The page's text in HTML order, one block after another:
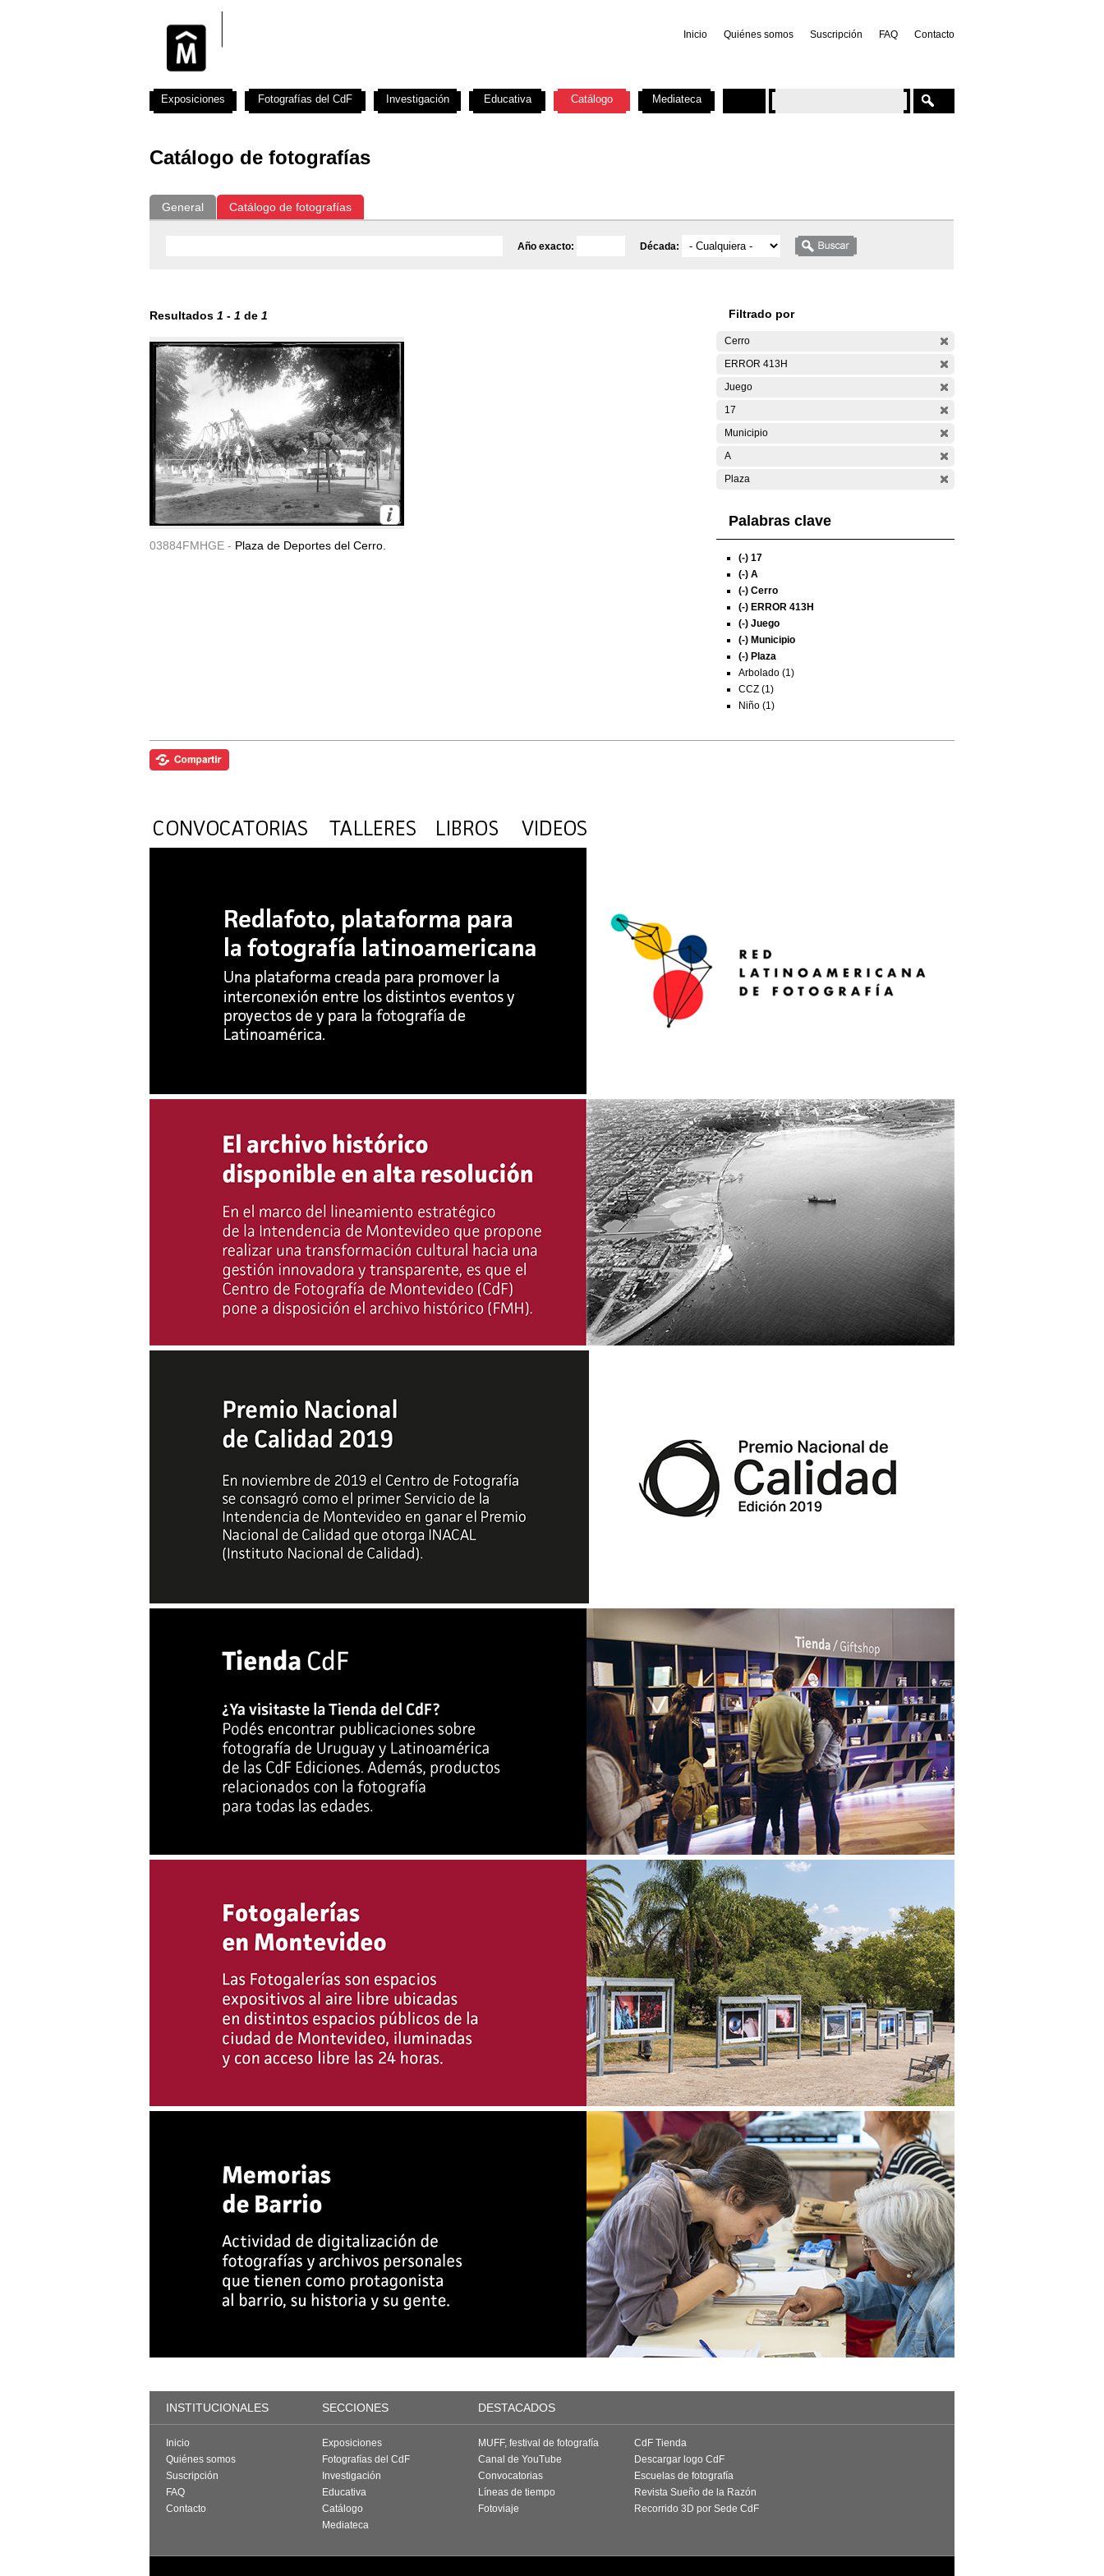
Inicio Quiénes somos Suscripción FAQ Contacto
Catálogo de fotografías
General Catálogo de fotografías
Año exacto: Década:
Resultados 1 - 1 de 1
03884FMHGE - Plaza de Deportes del Cerro.
Filtrado por
Cerro
ERROR 413H
Juego
17
Municipio
A
Plaza
Palabras clave
(-) 17
(-) A
(-) Cerro
(-) ERROR 413H
(-) Juego
(-) Municipio
(-) Plaza
Arbolado (1)
CCZ (1)
Niño (1)
Exposiciones Fotografías del CdF Investigación Educativa Catálogo Mediateca
INSTITUCIONALES SECCIONES DESTACADOS
Inicio
Quiénes somos
Suscripción
FAQ
Contacto
Exposiciones
Fotografías del CdF
Investigación
Educativa
Catálogo
Mediateca
MUFF, festival de fotografía
Canal de YouTube
Convocatorias
Líneas de tiempo
Fotoviaje
CdF Tienda
Descargar logo CdF
Escuelas de fotografía
Revista Sueño de la Razón
Recorrido 3D por Sede CdF